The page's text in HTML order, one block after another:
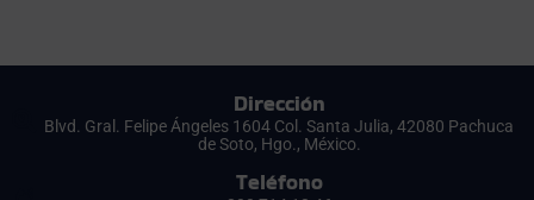
Dirección
Blvd. Gral. Felipe Ángeles 1604 Col. Santa Julia, 42080 Pachuca
de Soto, Hgo., México.
Teléfono